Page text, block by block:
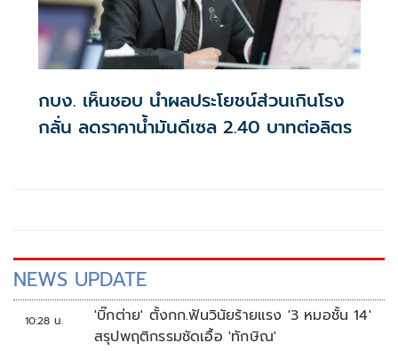
กบง. เห็นชอบ นำผลประโยชน์ส่วนเกินโรง
กลั่น ลดราคาน้ำมันดีเซล 2.40 บาทต่อลิตร
NEWS UPDATE
10:28 น.
'บิ๊กต่าย' ตั้งกก.ฟันวินัยร้ายแรง '3 หมอชั้น 14'
สรุปพฤติกรรมชัดเอื้อ 'ทักษิณ'